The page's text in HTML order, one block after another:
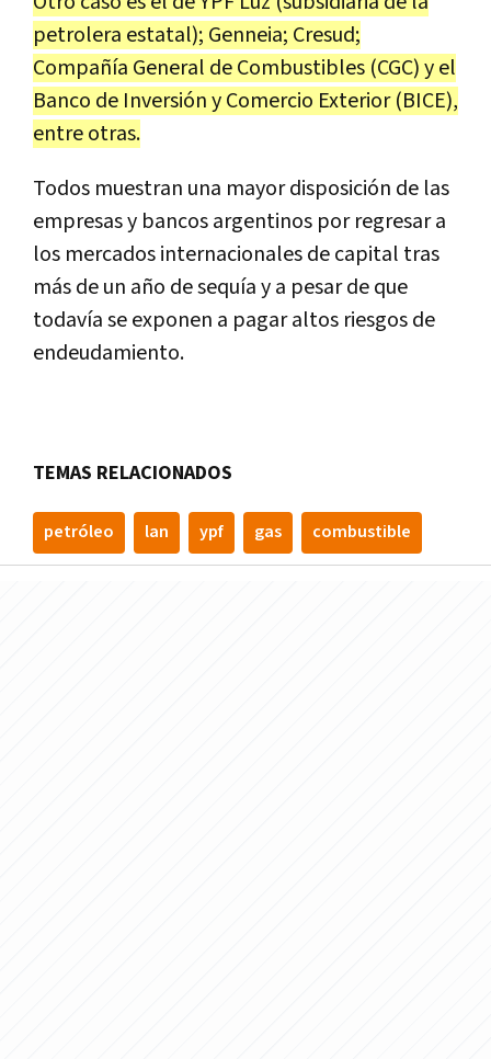
petrolera estatal); Genneia; Cresud;
Compañía General de Combustibles (CGC) y el
Banco de Inversión y Comercio Exterior (BICE),
entre otras.
Todos muestran una mayor disposición de las
empresas y bancos argentinos por regresar a
los mercados internacionales de capital tras
más de un año de sequía y a pesar de que
todavía se exponen a pagar altos riesgos de
endeudamiento.
TEMAS RELACIONADOS
petróleo lan ypf gas combustible